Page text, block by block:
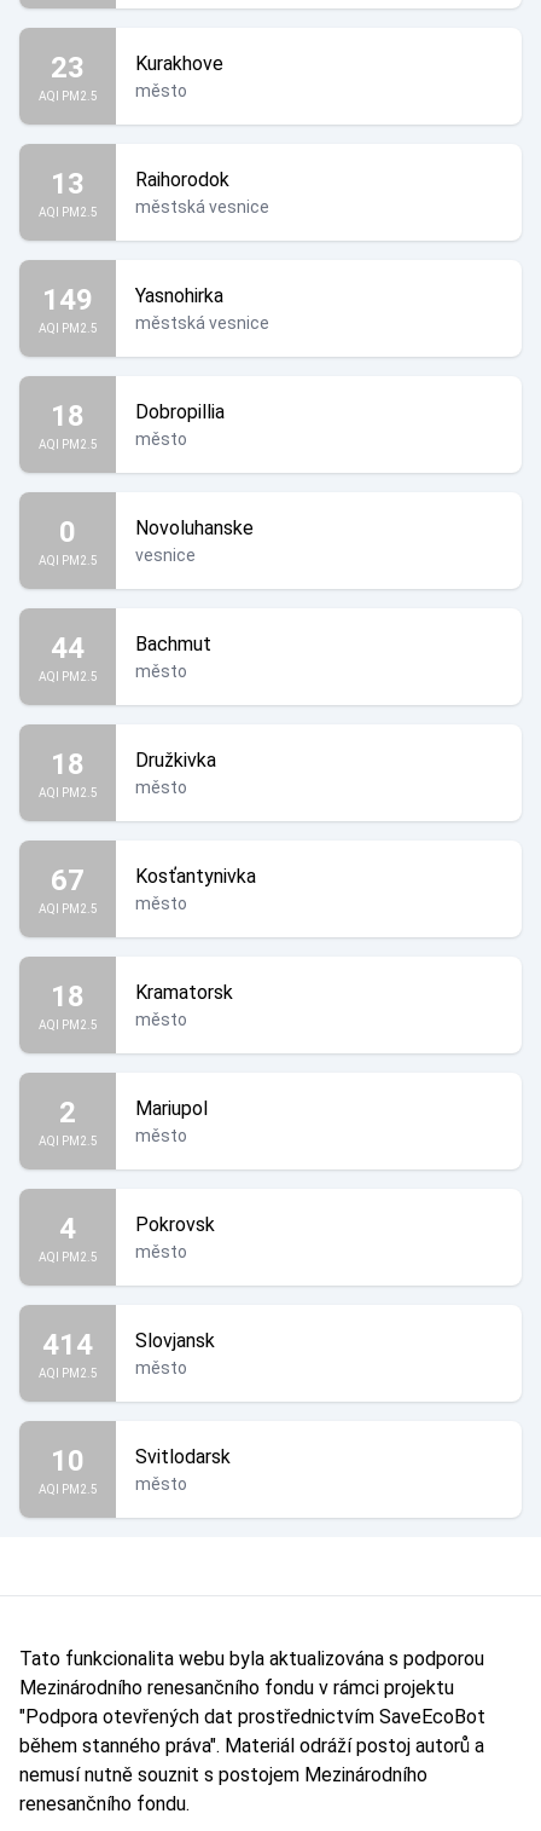
23
AQI PM2.5
Kurakhove
město
13
AQI PM2.5
Raihorodok
městská vesnice
149
AQI PM2.5
Yasnohirka
městská vesnice
18
AQI PM2.5
Dobropillia
město
0
AQI PM2.5
Novoluhanske
vesnice
44
AQI PM2.5
Bachmut
město
18
AQI PM2.5
Družkivka
město
67
AQI PM2.5
Kosťantynivka
město
18
AQI PM2.5
Kramatorsk
město
2
AQI PM2.5
Mariupol
město
4
AQI PM2.5
Pokrovsk
město
414
AQI PM2.5
Slovjansk
město
10
AQI PM2.5
Svitlodarsk
město
Tato funkcionalita webu byla aktualizována s podporou
Mezinárodního renesančního fondu v rámci projektu
"Podpora otevřených dat prostřednictvím SaveEcoBot
během stanného práva". Materiál odráží postoj autorů a
nemusí nutně souznit s postojem Mezinárodního
renesančního fondu.